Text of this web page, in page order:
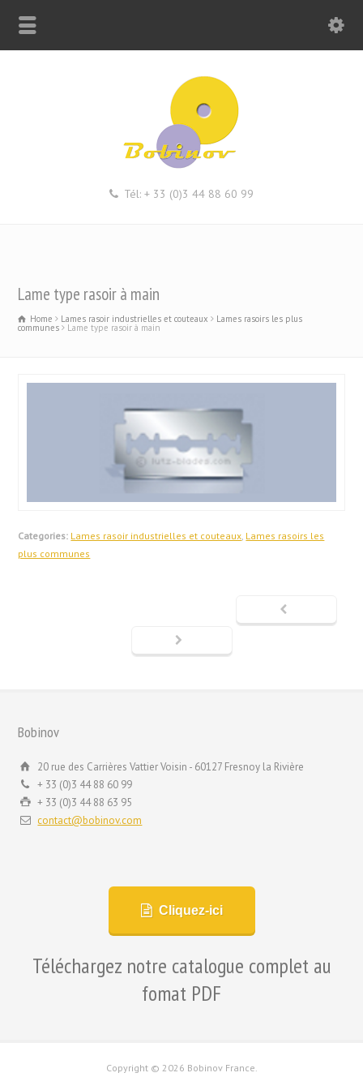
Tél: + 33 (0)3 44 88 60 99
Lame type rasoir à main
Home Lames rasoir industrielles et couteaux Lames rasoirs les plus
communes Lame type rasoir à main
Categories: Lames rasoir industrielles et couteaux, Lames rasoirs les
plus communes
Bobinov
20 rue des Carrières Vattier Voisin - 60127 Fresnoy la Rivière
+ 33 (0)3 44 88 60 99
+ 33 (0)3 44 88 63 95
contact@bobinov.com
Cliquez-ici
Téléchargez notre catalogue complet au
fomat PDF
Copyright © 2026 Bobinov France.